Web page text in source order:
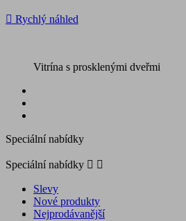
 Rychlý náhled
Vitrína s prosklenými dveřmi
Speciální nabídky
Speciální nabídky  
Slevy
Nové produkty
Nejprodávanější